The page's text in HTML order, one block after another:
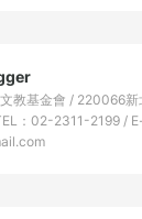
教基金會 / 220066新
：02-2311-2199 /